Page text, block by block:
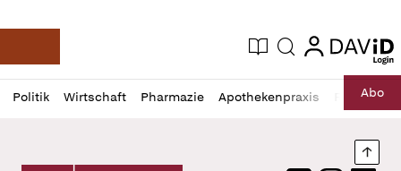
Deutsche Apotheker Zeitung
Aktuelle Ausgabe
Suche login
login
Politik Wirtschaft Pharmazie Apothekenpraxis RechtAbo
Profil
öffnen
Daz
Pur